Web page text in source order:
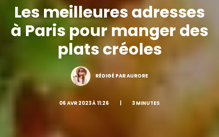
Les meilleures adresses
à Paris pour manger des
plats créoles
RÉDIGÉ PAR AURORE
06 AVR 2023 À 11:26 | 3 MINUTES